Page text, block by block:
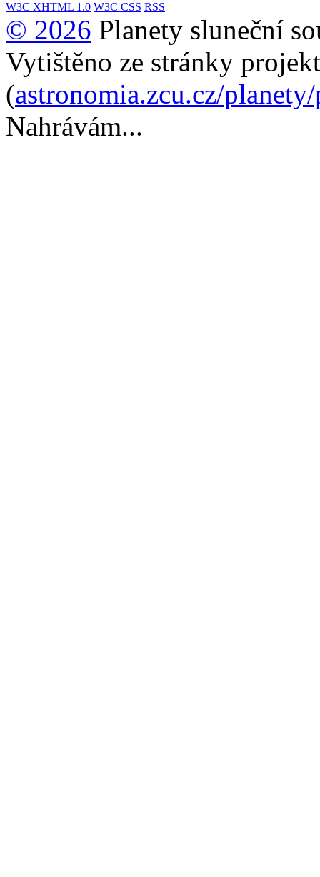
W3C XHTML 1.0 W3C CSS RSS
© 2026 Planety sluneční
Vytištěno ze stránky
(astronomia.zcu.cz/
Nahrávám...